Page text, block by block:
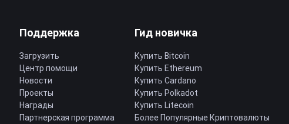
Поддержка
Загрузить
Центр помощи
Новости
Проекты
Награды
Партнерская программа
Гид новичка
Купить Bitcoin
Купить Ethereum
Купить Cardano
Купить Polkadot
Купить Litecoin
Более Популярные Криптовалюты